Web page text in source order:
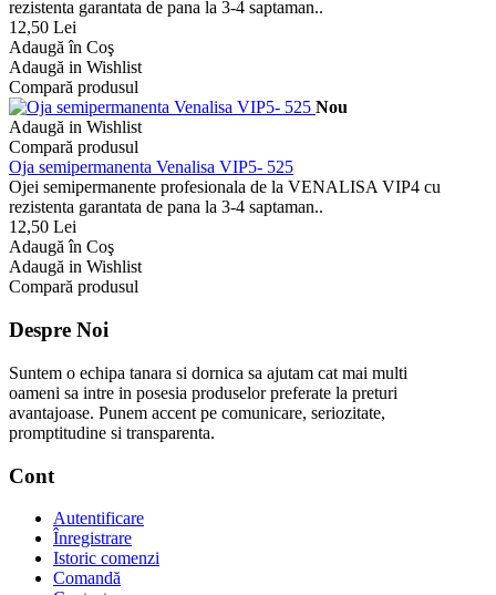
rezistenta garantata de pana la 3-4 saptaman..
12,50 Lei
Adaugă în Coş
Adaugă in Wishlist
Compară produsul
Nou
Adaugă in Wishlist
Compară produsul
Oja semipermanenta Venalisa VIP5- 525
Ojei semipermanente profesionala de la VENALISA VIP4 cu
rezistenta garantata de pana la 3-4 saptaman..
12,50 Lei
Adaugă în Coş
Adaugă in Wishlist
Compară produsul
Despre Noi
Suntem o echipa tanara si dornica sa ajutam cat mai multi
oameni sa intre in posesia produselor preferate la preturi
avantajoase. Punem accent pe comunicare, seriozitate,
promptitudine si transparenta.
Cont
Autentificare
Înregistrare
Istoric comenzi
Comandă